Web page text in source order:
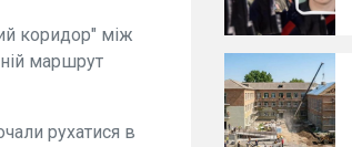
коридор" між
маршрут
рухатися в